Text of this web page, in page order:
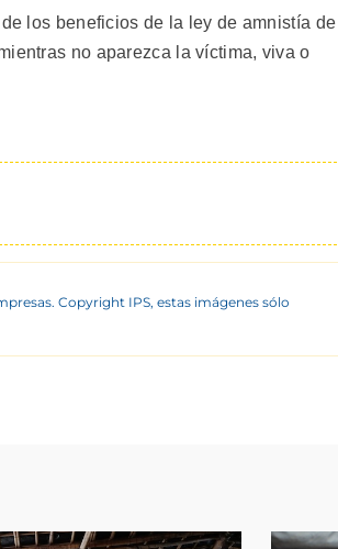
los beneficios de la ley de amnistía de
no aparezca la víctima, viva o
Copyright IPS, estas imágenes sólo